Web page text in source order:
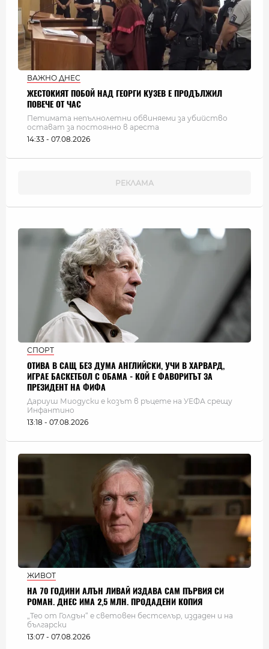
ВАЖНО ДНЕС
ЖЕСТОКИЯТ ПОБОЙ НАД ГЕОРГИ КУЗЕВ Е ПРОДЪЛЖИЛ
ПОВЕЧЕ ОТ ЧАС
Петимата непълнолетни обвиняеми за убийство
остават за постоянно в ареста
14:33 - 07.08.2026
СПОРТ
ОТИВА В САЩ БЕЗ ДУМА АНГЛИЙСКИ, УЧИ В ХАРВАРД,
ИГРАЕ БАСКЕТБОЛ С ОБАМА - КОЙ Е ФАВОРИТЪТ ЗА
ПРЕЗИДЕНТ НА ФИФА
Дариуш Миодуски е козът в ръцете на УЕФА срещу
Инфантино
13:18 - 07.08.2026
ЖИВОТ
НА 70 ГОДИНИ АЛЪН ЛИВАЙ ИЗДАВА САМ ПЪРВИЯ СИ
РОМАН. ДНЕС ИМА 2,5 МЛН. ПРОДАДЕНИ КОПИЯ
„Тео от Голдън“ е световен бестселър, издаден и на
български
13:07 - 07.08.2026